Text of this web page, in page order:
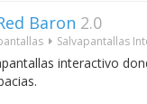
Baron 2.0
Salvapantallas
interactivo